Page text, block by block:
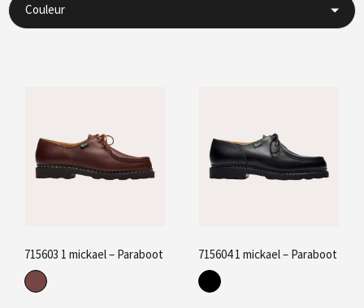
Couleur
715603 1 mickael – Paraboot 715604 1 mickael – Paraboot